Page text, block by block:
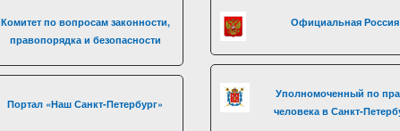
Комитет по вопросам законности,
правопорядка и безопасности
Портал «Наш Санкт-Петербург»
Официальная Россия
Уполномоченный по
человека в Санкт-